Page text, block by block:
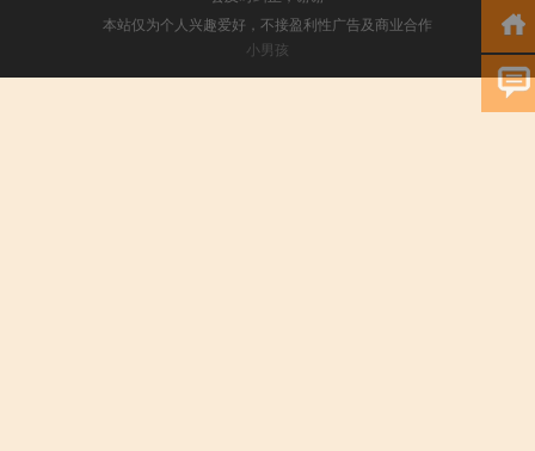
本站仅为个人兴趣爱好，不接盈利性广告及商业合作
小男孩